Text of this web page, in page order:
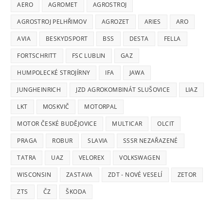
AERO AGROMET AGROSTROJ
AGROSTROJ PELHŘIMOV AGROZET ARIES ARO
AVIA BESKYDSPORT BSS DESTA FELLA
FORTSCHRITT FSC LUBLIN GAZ
HUMPOLECKÉ STROJÍRNY IFA JAWA
JUNGHEINRICH JZD AGROKOMBINÁT SLUŠOVICE LIAZ
LKT MOSKVIČ MOTORPAL
MOTOR ČESKÉ BUDĚJOVICE MULTICAR OLCIT
PRAGA ROBUR SLAVIA SSSR NEZAŘAZENÉ
TATRA UAZ VELOREX VOLKSWAGEN
WISCONSIN ZASTAVA ZDT - NOVÉ VESELÍ ZETOR
ZTS ČZ ŠKODA